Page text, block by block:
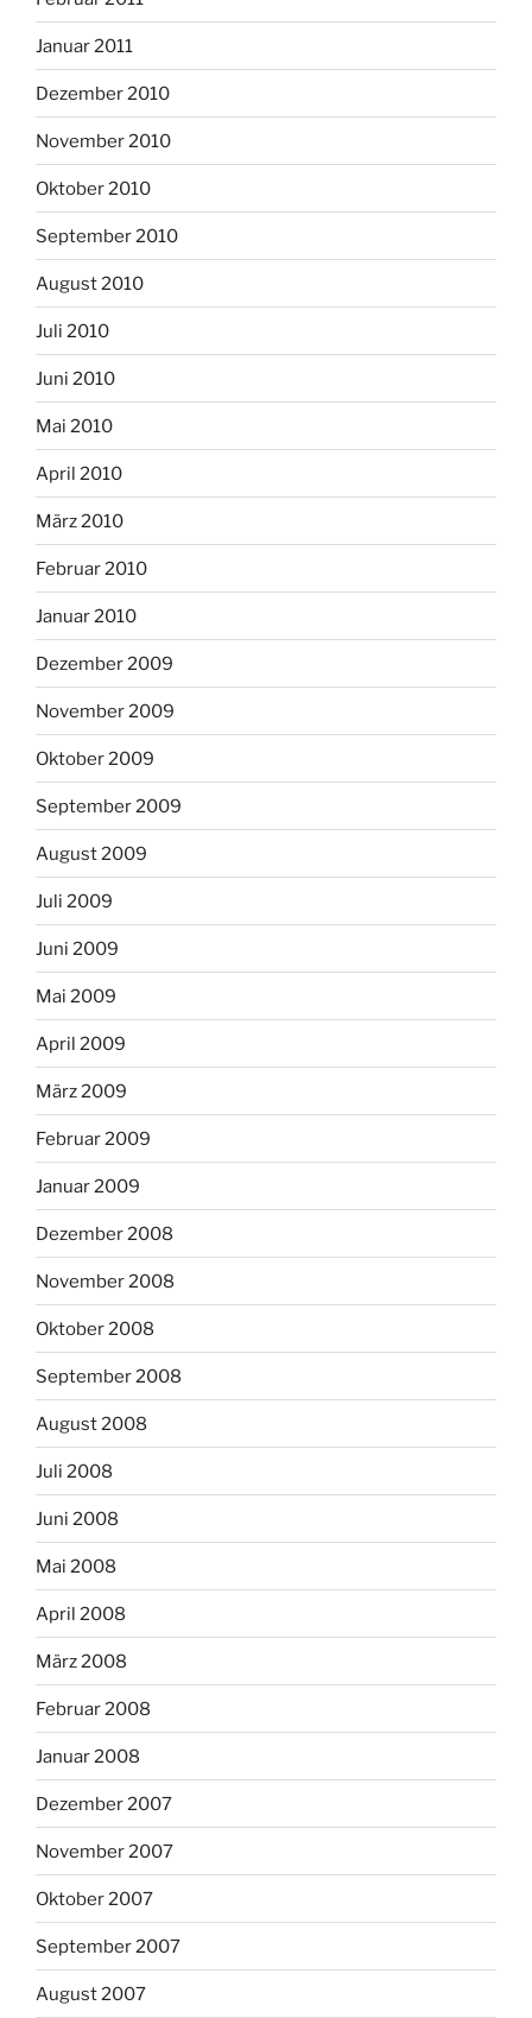
Januar 2011
Dezember 2010
November 2010
Oktober 2010
September 2010
August 2010
Juli 2010
Juni 2010
Mai 2010
April 2010
März 2010
Februar 2010
Januar 2010
Dezember 2009
November 2009
Oktober 2009
September 2009
August 2009
Juli 2009
Juni 2009
Mai 2009
April 2009
März 2009
Februar 2009
Januar 2009
Dezember 2008
November 2008
Oktober 2008
September 2008
August 2008
Juli 2008
Juni 2008
Mai 2008
April 2008
März 2008
Februar 2008
Januar 2008
Dezember 2007
November 2007
Oktober 2007
September 2007
August 2007